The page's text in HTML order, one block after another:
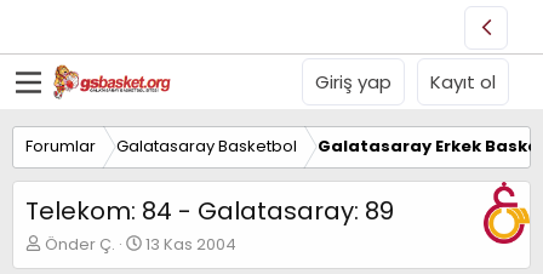
Giriş yap Kayıt ol
Forumlar Galatasaray Basketbol Galatasaray Erkek
Telekom: 84 - Galatasaray: 89
K
o
Önder Ç.
B
a
13 Kas 2004